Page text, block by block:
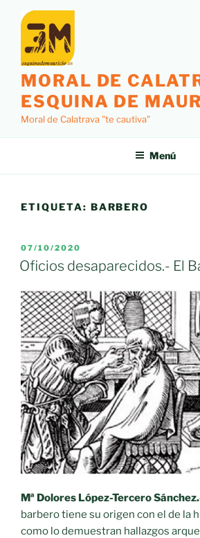
contenido
MORAL DE
ESQUINA DE
Moral de Calatrava "te cautiva"
Menú
ETIQUETA: BARBERO
PUBLICADO
EL
07/10/2020
Oficios desaparecidos.- El
Mª Dolores López-Tercero
barbero tiene su origen con el de la
como lo demuestran hallazgos